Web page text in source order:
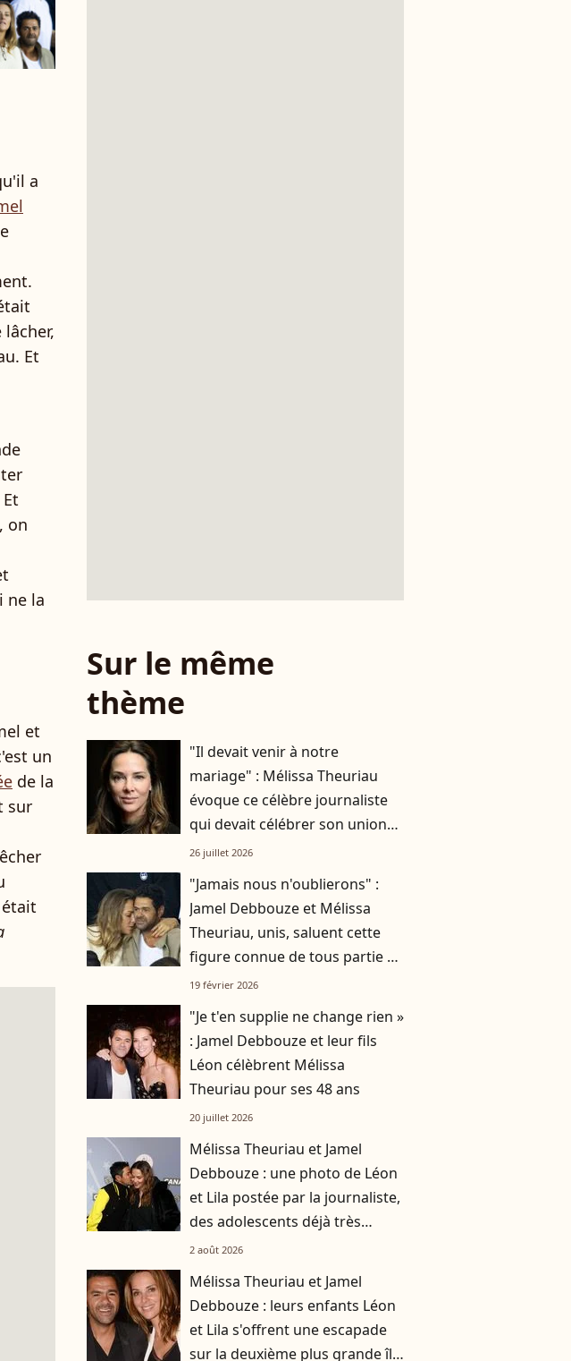
a
Et
on
ne la
et
un
de la
sur
Sur le même
thème
"Il devait venir à notre
mariage" : Mélissa Theuriau
évoque ce célèbre journaliste
qui devait célébrer son union
avec Jamel Debbouze
26 juillet 2026
"Jamais nous n'oublierons" :
Jamel Debbouze et Mélissa
Theuriau, unis, saluent cette
figure connue de tous partie à
76 ans
19 février 2026
"Je t'en supplie ne change rien »
: Jamel Debbouze et leur fils
Léon célèbrent Mélissa
Theuriau pour ses 48 ans
20 juillet 2026
Mélissa Theuriau et Jamel
Debbouze : une photo de Léon
et Lila postée par la journaliste,
des adolescents déjà très
grands
2 août 2026
Mélissa Theuriau et Jamel
Debbouze : leurs enfants Léon
et Lila s'offrent une escapade
sur la deuxième plus grande île